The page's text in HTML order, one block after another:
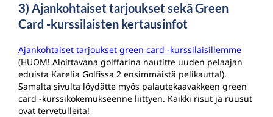
3) Ajankohtaiset tarjoukset sekä Green
Card -kurssilaisten kertausinfot
Ajankohtaiset tarjoukset green card -kurssilaisillemme
(HUOM! Aloittavana golffarina nautitte uuden pelaajan
eduista Karelia Golfissa 2 ensimmäistä pelikautta!).
Samalta sivulta löydätte myös palautekaavakkeen green
card -kurssikokemukseenne liittyen. Kaikki risut ja ruusut
ovat tervetulleita!